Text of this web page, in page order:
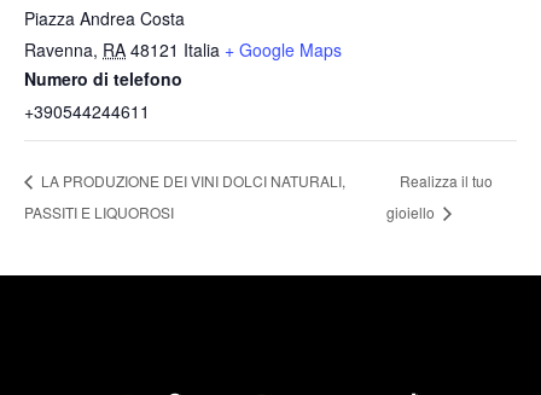
Piazza Andrea Costa
Ravenna, RA 48121 Italia + Google Maps
Numero di telefono
+390544244611
LA PRODUZIONE DEI VINI DOLCI NATURALI,
PASSITI E LIQUOROSI
Realizza il tuo
gioiello